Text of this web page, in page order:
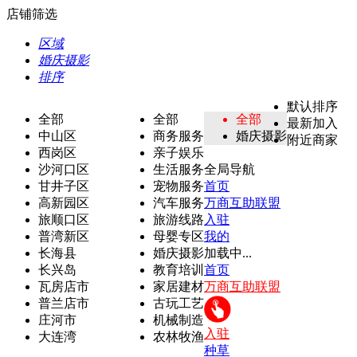
店铺筛选
区域
婚庆摄影
排序
全部
中山区
西岗区
沙河口区
甘井子区
高新园区
旅顺口区
普湾新区
长海县
长兴岛
瓦房店市
普兰店市
庄河市
大连湾
全部
商务服务
亲子娱乐
生活服务
宠物服务
汽车服务
旅游线路
母婴专区
婚庆摄影
教育培训
家居建材
古玩工艺
机械制造
农林牧渔
全部
婚庆摄影
默认排序
最新加入
附近商家
全局导航
首页
万商互助联盟
入驻
我的
加载中...
首页
万商互助联盟
入驻
种草